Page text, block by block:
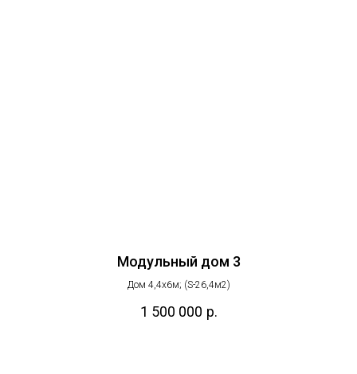
Модульный дом 3
Дом 4,4х6м; (S-26,4м2)
1 500 000 р.